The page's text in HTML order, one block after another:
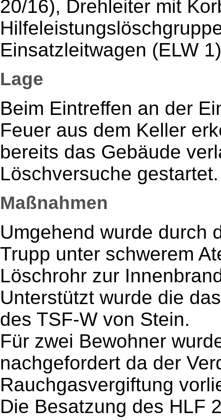
20/16), Drehleiter mit
Einsatzleitwagen (ELW
Lage
Beim Eintreffen an der
Feuer aus dem Keller
bereits das Gebäude
Löschversuche gestartet.
Maßnahmen
Umgehend wurde durch
Trupp unter schwerem
Löschrohr zur
Unterstützt wurde die
des TSF-W von Stein.
Für zwei Bewohner
nachgefordert da der
Rauchgasvergiftung
Die Besatzung des HLF